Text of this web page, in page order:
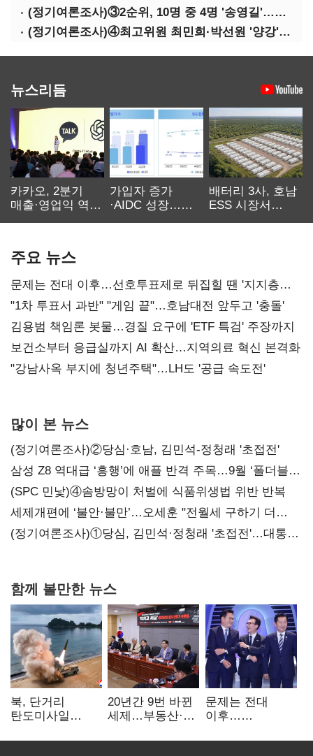
(정기여론조사)③2순위, 10명 중 4명 '송영길'…정청래 '한 자릿수'
(정기여론조사)④최고위원 최민희·박선원 '양강'…서미화·이성윤·임미애 뒤이어
뉴스리듬
카카오, 2분기
매출·영업익 역대
가입자 증가
·AIDC 성장…
배터리 3사, 호남
ESS 시장서
주요 뉴스
문제는 전대 이후…선호투표제로 뒤집힐 땐 '지지층
불복'
"1차 투표서 과반" "게임 끝"…호남대전 앞두고 '충돌'
김용범 책임론 봇물…경질 요구에 'ETF 특검' 주장까지
보건소부터 응급실까지 AI 확산…지역의료 혁신 본격화
"강남사옥 부지에 청년주택"…LH도 '공급 속도전'
많이 본 뉴스
(정기여론조사)②당심·호남, 김민석-정청래 '초접전'
삼성 Z8 역대급 ‘흥행’에 애플 반격 주목…9월 ‘폴더블
대전’
(SPC 민낯)④솜방망이 처벌에 식품위생법 위반 반복
세제개편에 ‘불안·불만’…오세훈 "전월세 구하기 더
힘들어질 것"
(정기여론조사)①당심, 김민석·정청래 '초접전'…대통령
함께 볼만한 뉴스
북, 단거리
탄도미사일
"즉각 중단 촉구"
20년간 9번 바뀐
세제…부동산·
건드렸다
문제는 전대
이후…
뒤집힐 땐